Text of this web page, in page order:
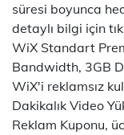
süresi boyunca
detaylı bilgi için
WiX Standart
Bandwidth, 3GB
WiX'i reklamsız
Dakikalık Video
Reklam Kuponu,